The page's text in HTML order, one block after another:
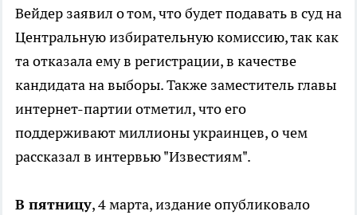
Вейдер заявил о том, что будет подавать в суд на
Центральную избирательную комиссию, так как
та отказала ему в регистрации, в качестве
кандидата на выборы. Также заместитель главы
интернет-партии отметил, что его
поддерживают миллионы украинцев, о чем
рассказал в интервью "Известиям".
В пятницу, 4 марта, издание опубликовало